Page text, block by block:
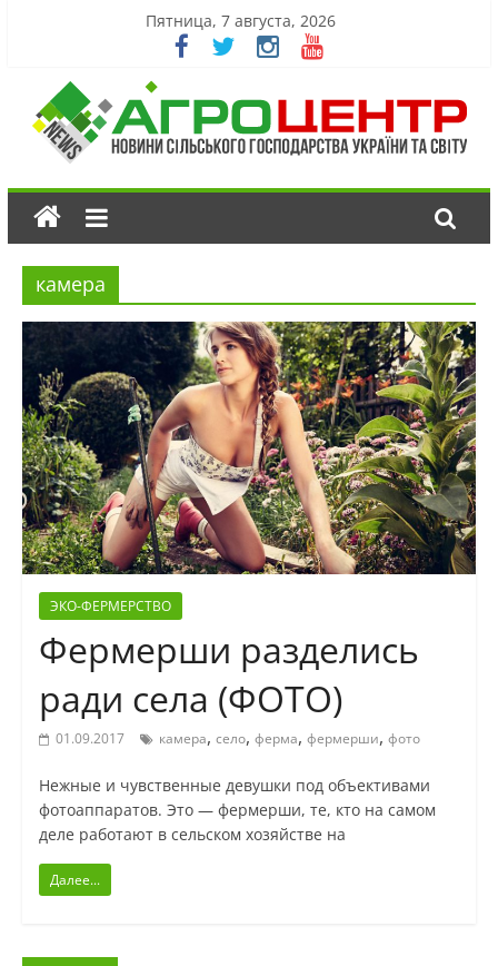
Пятница, 7 августа, 2026
камера
ЭКО-ФЕРМЕРСТВО
Фермерши разделись
ради села (ФОТО)
01.09.2017 камера, село, ферма, фермерши, фото
Нежные и чувственные девушки под объективами
фотоаппаратов. Это — фермерши, те, кто на самом
деле работают в сельском хозяйстве на
Далее...